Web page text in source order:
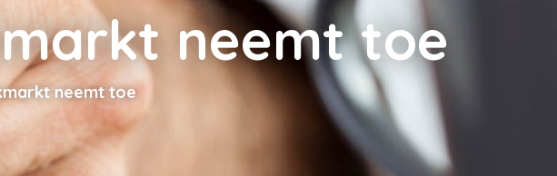
neemt toe
neemt toe